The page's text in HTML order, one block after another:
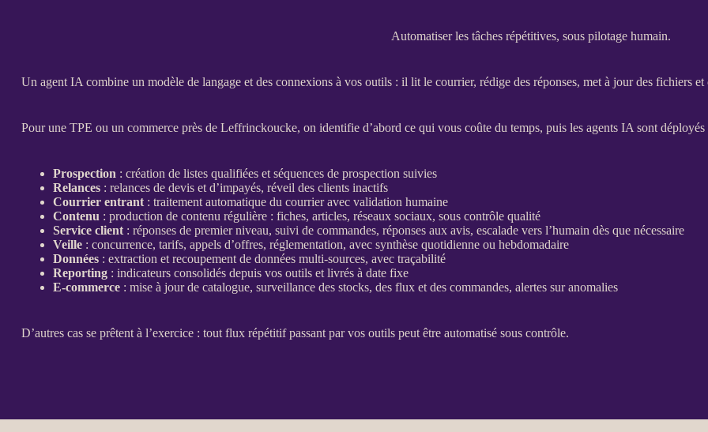
Automatiser les tâches répétitives, sous pilotage humain.
Un agent IA combine un modèle de langage et des connexions à vos outils : il lit le courrier, rédige des réponses, met à jour des fichiers
Pour une TPE ou un commerce près de Leffrinckoucke, on identifie d’abord ce qui vous coûte du temps, puis les agents IA sont
Prospection : création de listes qualifiées et séquences de prospection suivies
Relances : relances de devis et d’impayés, réveil des clients inactifs
Courrier entrant : traitement automatique du courrier avec validation humaine
Contenu : production de contenu régulière : fiches, articles, réseaux sociaux, sous contrôle qualité
Service client : réponses de premier niveau, suivi de commandes, réponses aux avis, escalade vers l’humain dès que nécessaire
Veille : concurrence, tarifs, appels d’offres, réglementation, avec synthèse quotidienne ou hebdomadaire
Données : extraction et recoupement de données multi-sources, avec traçabilité
Reporting : indicateurs consolidés depuis vos outils et livrés à date fixe
E-commerce : mise à jour de catalogue, surveillance des stocks, des flux et des commandes, alertes suranomalies
D’autres cas se prêtent à l’exercice : tout flux répétitif passant par vos outils peut être automatisé sous contrôle.